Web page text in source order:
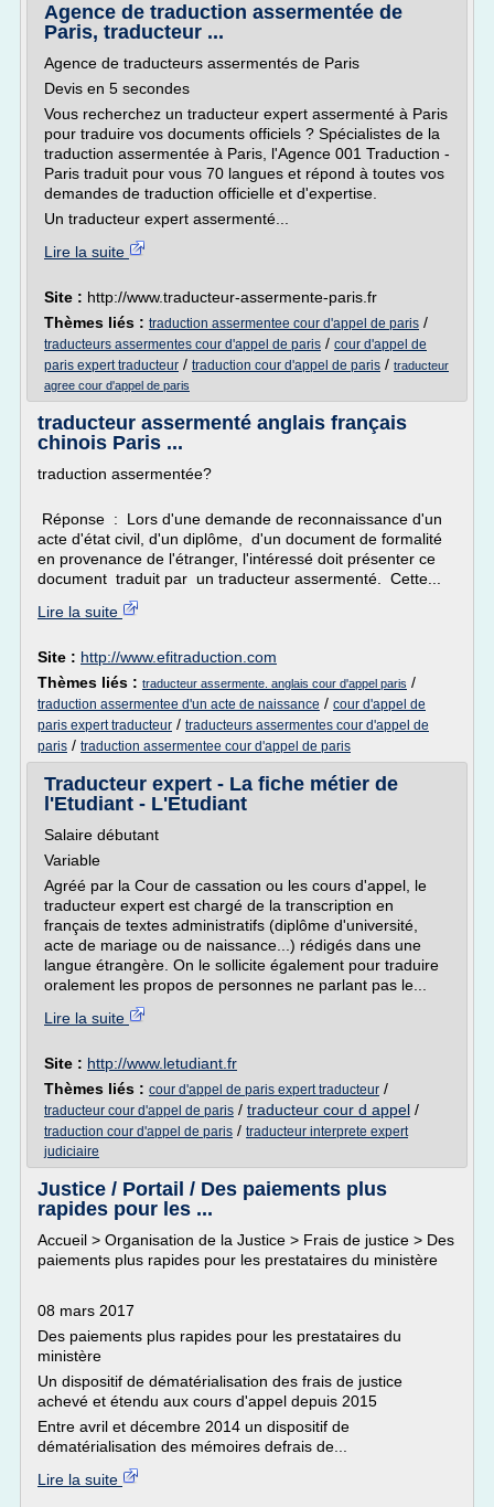
Agence de traduction assermentée de
Paris, traducteur ...
Agence de traducteurs assermentés de Paris
Devis en 5 secondes
Vous recherchez un traducteur expert assermenté à Paris
pour traduire vos documents officiels ? Spécialistes de la
traduction assermentée à Paris, l'Agence 001 Traduction -
Paris traduit pour vous 70 langues et répond à toutes vos
demandes de traduction officielle et d'expertise.
Un traducteur expert assermenté...
Lire la suite
Site : http://www.traducteur-assermente-paris.fr
Thèmes liés : traduction assermentee cour d'appel de paris /
traducteurs assermentes cour d'appel de paris / cour d'appel de
paris expert traducteur / traduction cour d'appel de paris / traducteur
agree cour d'appel de paris
traducteur assermenté anglais français
chinois Paris ...
traduction assermentée?
Réponse : Lors d'une demande de reconnaissance d'un
acte d'état civil, d'un diplôme, d'un document de formalité
en provenance de l'étranger, l'intéressé doit présenter ce
document traduit par un traducteur assermenté. Cette...
Lire la suite
Site : http://www.efitraduction.com
Thèmes liés : traducteur assermente. anglais cour d'appel paris /
traduction assermentee d'un acte de naissance / cour d'appel de
paris expert traducteur / traducteurs assermentes cour d'appel de
paris / traduction assermentee cour d'appel de paris
Traducteur expert - La fiche métier de
l'Etudiant - L'Etudiant
Salaire débutant
Variable
Agréé par la Cour de cassation ou les cours d'appel, le
traducteur expert est chargé de la transcription en
français de textes administratifs (diplôme d'université,
acte de mariage ou de naissance...) rédigés dans une
langue étrangère. On le sollicite également pour traduire
oralement les propos de personnes ne parlant pas le...
Lire la suite
Site : http://www.letudiant.fr
Thèmes liés : cour d'appel de paris expert traducteur /
traducteur cour d'appel de paris / traducteur cour d appel /
traduction cour d'appel de paris / traducteur interprete expert
judiciaire
Justice / Portail / Des paiements plus
rapides pour les ...
Accueil > Organisation de la Justice > Frais de justice > Des
paiements plus rapides pour les prestataires du ministère
08 mars 2017
Des paiements plus rapides pour les prestataires du
ministère
Un dispositif de dématérialisation des frais de justice
achevé et étendu aux cours d'appel depuis 2015
Entre avril et décembre 2014 un dispositif de
dématérialisation des mémoires defrais de...
Lire la suite